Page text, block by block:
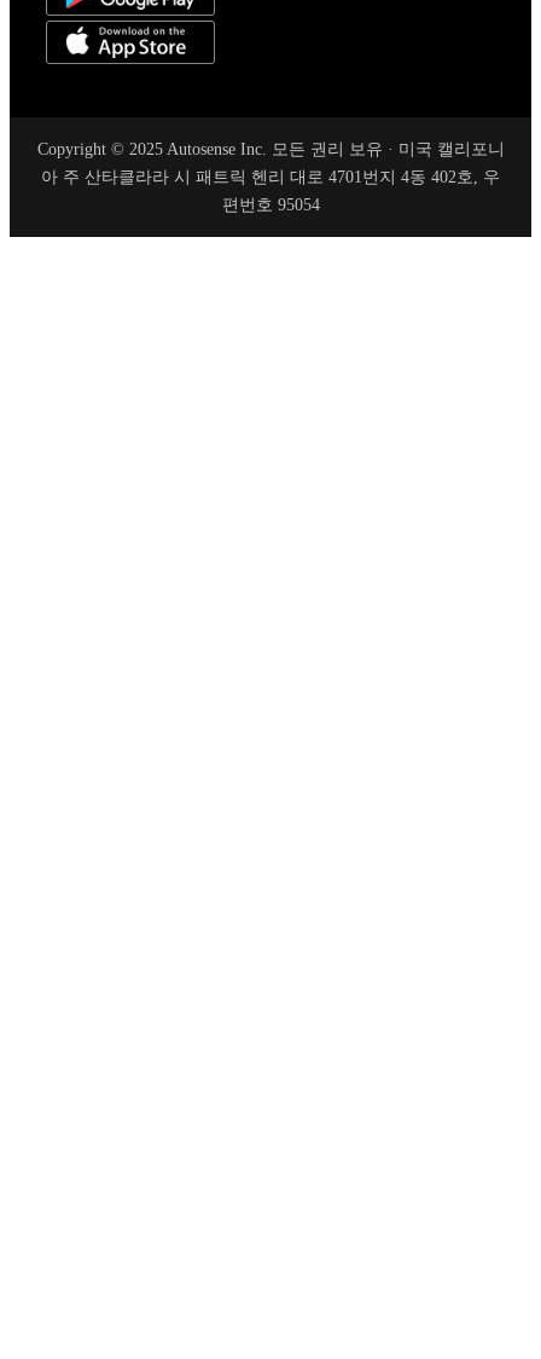
Copyright © 2025 Autosense Inc. 모든 권리 보유 · 미국 캘리포니
아 주 산타클라라 시 패트릭 헨리 대로 4701번지 4동 402호, 우
편번호 95054